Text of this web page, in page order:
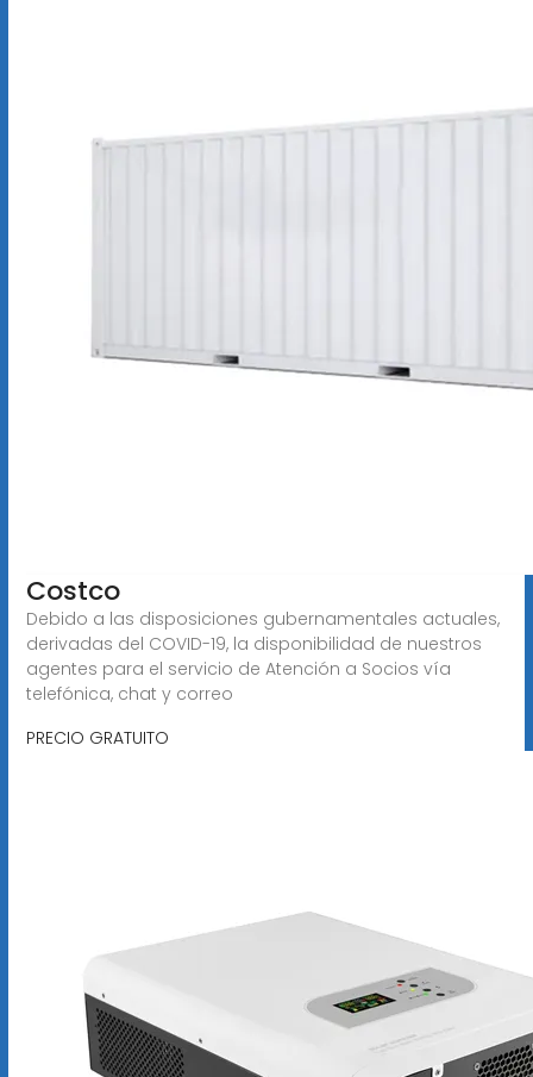
Costco
Debido a las disposiciones gubernamentales actuales,
derivadas del COVID-19, la disponibilidad de nuestros
agentes para el servicio de Atención a Socios vía
telefónica, chat y correo
PRECIO GRATUITO